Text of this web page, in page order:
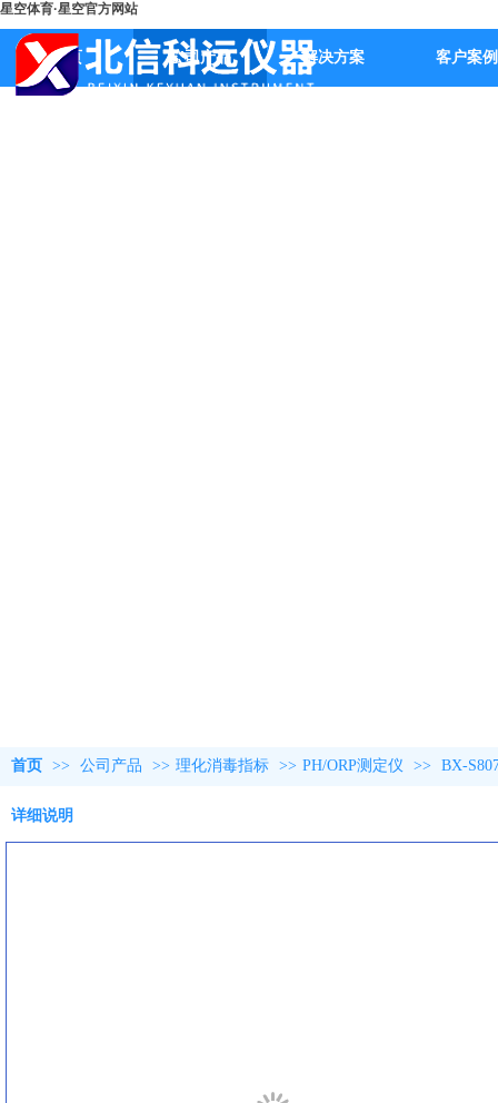
星空体育·星空官方网站
首页 公司产品 解决方案 客户案例
首页 >> 公司产品 >> 理化消毒指标 >> PH/ORP测定仪 >> BX-
详细说明